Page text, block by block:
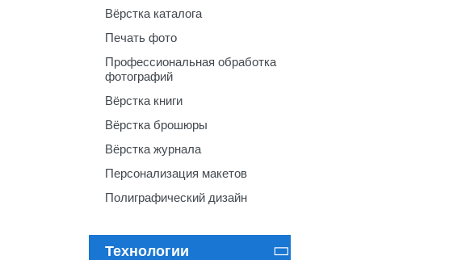
Вёрстка каталога
Печать фото
Профессиональная обработка
фотографий
Вёрстка книги
Вёрстка брошюры
Вёрстка журнала
Персонализация макетов
Полиграфический дизайн
Технологии 